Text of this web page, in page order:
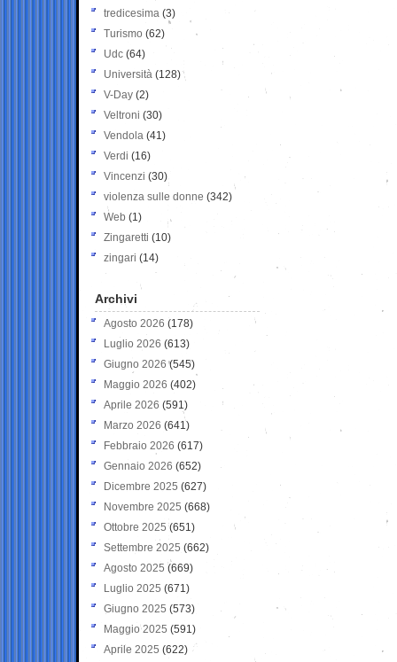
tredicesima (3)
Turismo (62)
Udc (64)
Università (128)
V-Day (2)
Veltroni (30)
Vendola (41)
Verdi (16)
Vincenzi (30)
violenza sulle donne (342)
Web (1)
Zingaretti (10)
zingari (14)
Archivi
Agosto 2026 (178)
Luglio 2026 (613)
Giugno 2026 (545)
Maggio 2026 (402)
Aprile 2026 (591)
Marzo 2026 (641)
Febbraio 2026 (617)
Gennaio 2026 (652)
Dicembre 2025 (627)
Novembre 2025 (668)
Ottobre 2025 (651)
Settembre 2025 (662)
Agosto 2025 (669)
Luglio 2025 (671)
Giugno 2025 (573)
Maggio 2025 (591)
Aprile 2025 (622)